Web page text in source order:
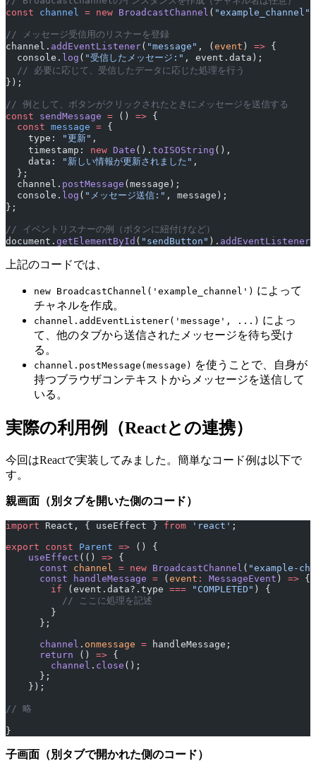
const channel = new BroadcastChannel ( "example_channel"
// メッセージ受信用のリスナーを登録
channel. addEventListener( "message" , ( event ) => {
  console.
log ( "受信したメッセージ:" , event.data);
  // 必要に応じて、受信したデータに応じた処理を行う
});
// 例として、ボタンがクリックされたときにメッセージを送信する
const sendMessage = () => {
  const
message = {
    type:
"更新" ,
    timestamp:
new Date (). toISOString (),
    data:
"新しい情報が更新されました" ,
  };
  channel.
postMessage (message);
  console.
log ( "メッセージ送信:" , message);
};
// イベントリスナーの例（ボタンに紐付けなど）
document. getElementById ( "sendButton" ). addEventListener
上記のコードでは、
new BroadcastChannel('example_channel') によって
チャネルを作成。
channel.addEventListener('message', ...) によっ
て、他のタブから送信されたメッセージを待ち受け
る。
channel.postMessage(message) を使うことで、自身が
持つブラウザコンテキストからメッセージを送信して
いる。
実際の利用例（Reactとの連携）
今回はReactで実装してみました。簡単なコード例は以下で
す。
親画面（別タブを開いた側のコード）
import React, { useEffect } from 'react' ;
export const Parent => () {
    useEffect
(() => {
      const
channel = new BroadcastChannel ( "example-
      const
handleMessage = ( event : MessageEvent ) => {
        if
(event.data?.type === "COMPLETED" ) {
          // ここに処理を記述
        }
      };
      channel
. onmessage = handleMessage;
      return
() => {
        channel
. close ();
      };
    });
// 略
}
子画面（別タブで開かれた側のコード）